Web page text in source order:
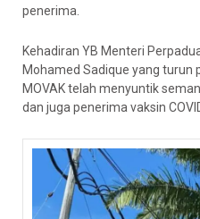
penerima.
Kehadiran YB Menteri
Mohamed Sadique yang turun
MOVAK telah menyuntik
dan juga penerima vaksin